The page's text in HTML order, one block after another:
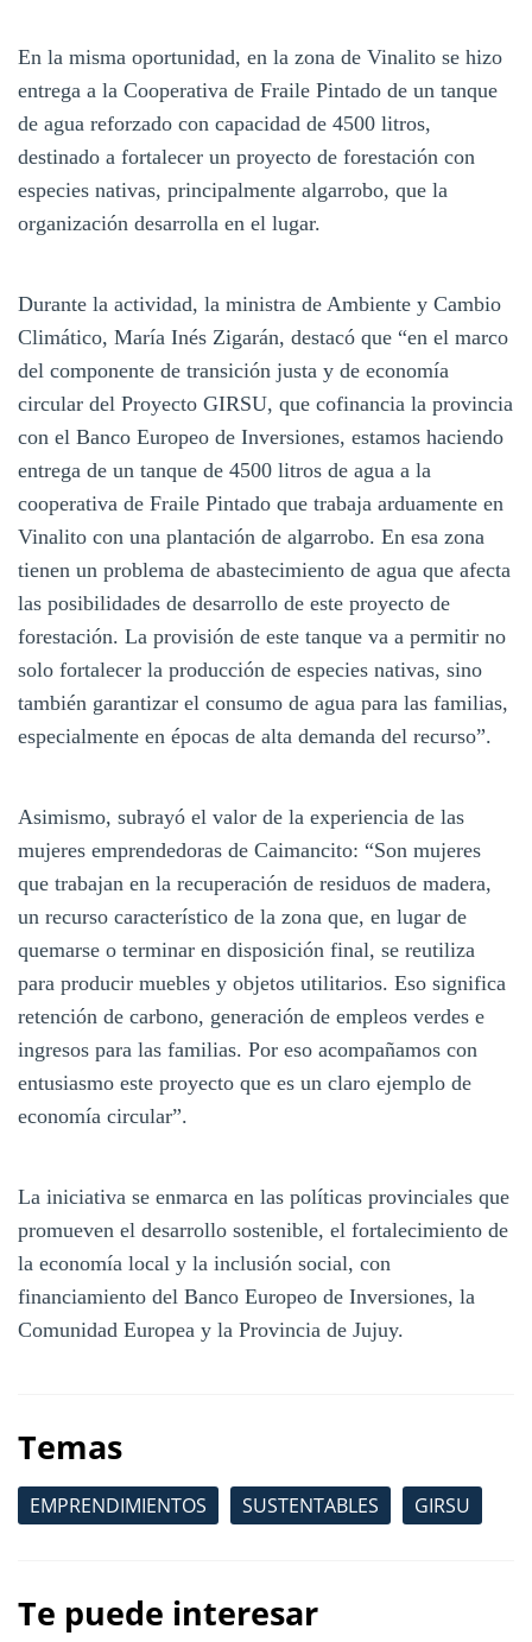
En la misma oportunidad, en la zona de Vinalito se hizo
entrega a la Cooperativa de Fraile Pintado de un tanque
de agua reforzado con capacidad de 4500 litros,
destinado a fortalecer un proyecto de forestación con
especies nativas, principalmente algarrobo, que la
organización desarrolla en el lugar.
Durante la actividad, la ministra de Ambiente y Cambio
Climático, María Inés Zigarán, destacó que “en el marco
del componente de transición justa y de economía
circular del Proyecto GIRSU, que cofinancia la provincia
con el Banco Europeo de Inversiones, estamos haciendo
entrega de un tanque de 4500 litros de agua a la
cooperativa de Fraile Pintado que trabaja arduamente en
Vinalito con una plantación de algarrobo. En esa zona
tienen un problema de abastecimiento de agua que afecta
las posibilidades de desarrollo de este proyecto de
forestación. La provisión de este tanque va a permitir no
solo fortalecer la producción de especies nativas, sino
también garantizar el consumo de agua para las familias,
especialmente en épocas de alta demanda del recurso”.
Asimismo, subrayó el valor de la experiencia de las
mujeres emprendedoras de Caimancito: “Son mujeres
que trabajan en la recuperación de residuos de madera,
un recurso característico de la zona que, en lugar de
quemarse o terminar en disposición final, se reutiliza
para producir muebles y objetos utilitarios. Eso significa
retención de carbono, generación de empleos verdes e
ingresos para las familias. Por eso acompañamos con
entusiasmo este proyecto que es un claro ejemplo de
economía circular”.
La iniciativa se enmarca en las políticas provinciales que
promueven el desarrollo sostenible, el fortalecimiento de
la economía local y la inclusión social, con
financiamiento del Banco Europeo de Inversiones, la
Comunidad Europea y la Provincia de Jujuy.
Temas
EMPRENDIMIENTOS SUSTENTABLES GIRSU
Te puede interesar